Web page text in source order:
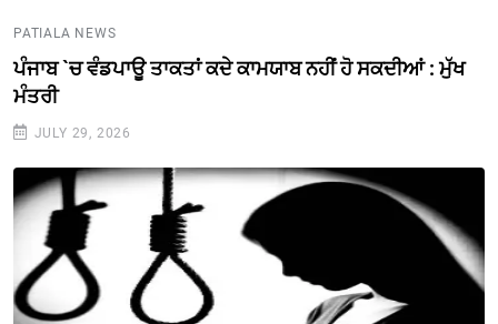
PATIALA NEWS
ਪੰਜਾਬ `ਚ ਵੰਡਪਾਊ ਤਾਕਤਾਂ ਕਦੇ ਕਾਮਯਾਬ ਨਹੀਂ ਹੋ ਸਕਦੀਆਂ : ਮੁੱਖ
ਮੰਤਰੀ
JULY 29, 2026